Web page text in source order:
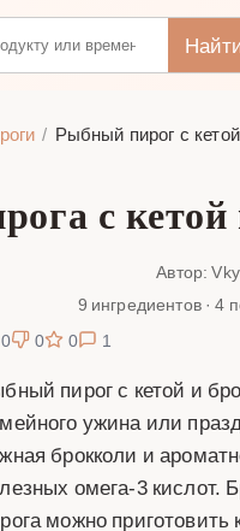
Рыбный пирог с
с
Автор:
9 ингредиентов · 4
0
0 0 1
пирог с кетой и
ужина или
брокколи и
омега-3 кислот.
можно